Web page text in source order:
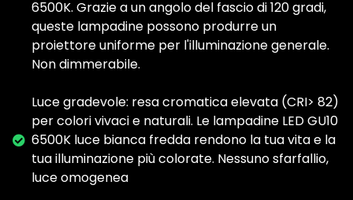
6500K. Grazie a un angolo del fascio di 120 gradi,
queste lampadine possono produrre un
proiettore uniforme per l'illuminazione generale.
Non dimmerabile.
Luce gradevole: resa cromatica elevata (CRI> 82)
per colori vivaci e naturali. Le lampadine LED GU10
6500K luce bianca fredda rendono la tua vita e la
tua illuminazione più colorate. Nessuno sfarfallio,
luce omogenea